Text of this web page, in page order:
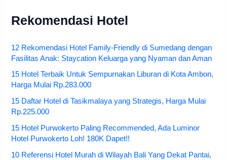
Rekomendasi Hotel
12 Rekomendasi Hotel Family-Friendly di Sumedang dengan
Fasilitas Anak: Staycation Keluarga yang Nyaman dan Aman
15 Hotel Terbaik Untuk Sempurnakan Liburan di Kota Ambon,
Harga Mulai Rp.283.000
15 Daftar Hotel di Tasikmalaya yang Strategis, Harga Mulai
Rp.225.000
15 Hotel Purwokerto Paling Recommended, Ada Luminor
Hotel Purwokerto Loh! 180K Dapet!!
10 Referensi Hotel Murah di Wilayah Bali Yang Dekat Pantai,